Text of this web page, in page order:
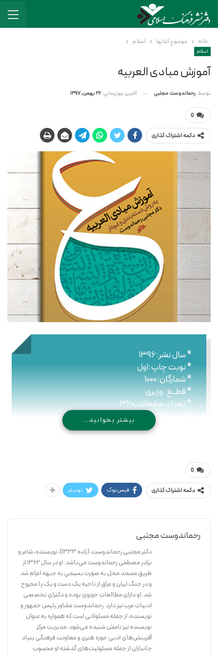
خانه موضوع کتابها اسلام
اسلام
آموزش مبادی العربیه
توسط رحماندوست مجتبی آخرین بروزرسانی 26 بهمن, 1397
0
دکمه اشتراک گذاری
* سال نشر:۱۳۹۶
* نوبت چاپ:اول
* شمارگان:۱۰۰۰
* قطــع: وزیری
* تعداد صفحات:۳۶۰
* نـوع جلـد: شومیزبیشتر بخوانید...
0
دکمه اشتراک گذاری فیس‌بوک توییتر
رحماندوست مجتبی
دکتر مجتبی رحماندوست، (زاده ۱۳۳۳)، نویسنده، شاعر و
برادر مصطفی رحماندوست می‌باشد. او در سال ۱۳۶۲ از
طریق مسجد محل به صورت بسیجی به جبهه اعزام شد
و در جنگ ایران و عراق از ناحیه یک دست و یک پا مجروح
شد. او دارای مطالعات حوزوی بوده و دکترای تخصصی
ادبیات عرب نیز دارد. رحماندوست مشاور رئیس جمهور و
نویسنده، از جمله مسئولانی است که همواره به عنوان
نویسنده نیز نامش شنیده می‌شود. مدیریت مرکز
آفرینش‌های ادبی حوزه هنری و معاونت فرهنگی بنیاد
جانبازان از جمله مسئولیت‌های گذشته او محسوب